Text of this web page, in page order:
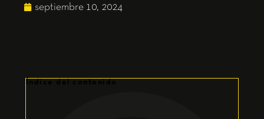
septiembre 10, 2024